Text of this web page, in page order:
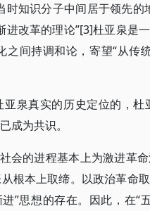
时知识分子中间居于领先
改革的理论”[3]杜亚泉是
之间持调和论，寄望“从
泉真实的历史定位的，
成为共识。
会的进程基本上为激进革
根本上取缔。以政治革命
进”思想的存在。因此，在